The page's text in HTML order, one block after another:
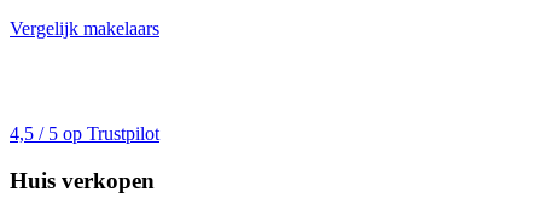
Vergelijk makelaars
4,5 / 5 op Trustpilot
Huis verkopen